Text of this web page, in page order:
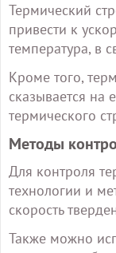
Термический
привести к
температура, в
Кроме того,
сказывается
термического
Методы
Для контроля
технологии и
скорость
Также можно